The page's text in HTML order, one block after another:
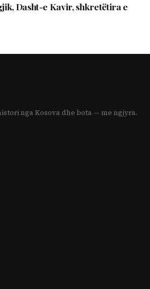
Dasht-e Kavir, shkretëtira e
nga Kosova dhe bota — me ngjyra.